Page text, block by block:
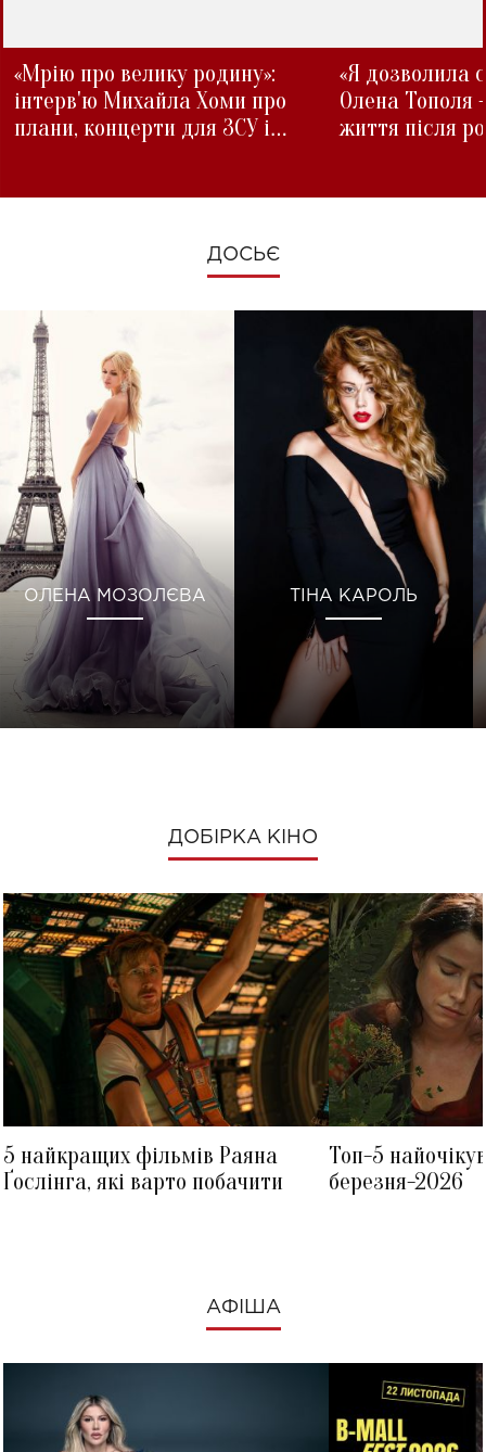
«Мрію про велику родину»:
інтерв'ю Михайла Хоми про
плани, концерти для ЗСУ і
«Я дозволила
Олена Тополя
життя після
ДОСЬЄ
ОЛЕНА МОЗОЛЄВА ТІНА КАРОЛЬ
ДОБІРКА КІНО
5 найкращих фільмів Раяна
Ґослінга, які варто побачити
Топ-5
березня-2026
АФІША